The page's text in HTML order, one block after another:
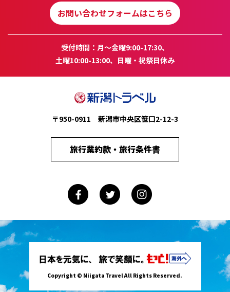
お問い合わせフォームはこちら
受付時間：月～金曜9:00-17:30、
土曜10:00-13:00、日曜・祝祭日休み
〒950-0911 新潟市中央区笹口2-12-3
旅行業約款・旅行条件書
Copyright © Niigata Travel All Rights Reserved.